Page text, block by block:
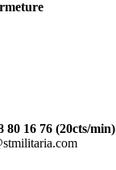
80 16 76 (20cts/min)